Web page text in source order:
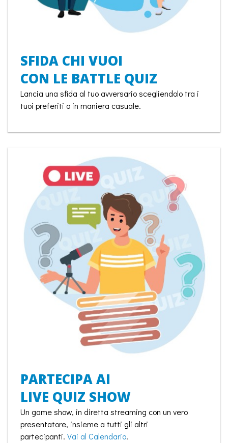
SFIDA CHI VUOI
CON LE BATTLE QUIZ
Lancia una sfida al tuo avversario scegliendolo tra i
tuoi preferiti o in maniera casuale.
PARTECIPA AI
LIVE QUIZ SHOW
Un game show, in diretta streaming con un vero
presentatore, insieme a tutti gli altri
partecipanti. Vai al Calendario.